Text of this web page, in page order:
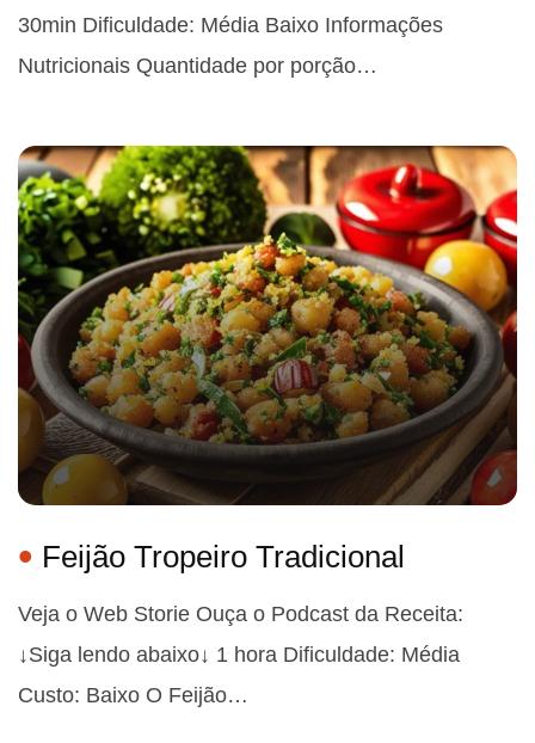
30min Dificuldade: Média Baixo Informações
Nutricionais Quantidade por porção…
Feijão Tropeiro Tradicional
Veja o Web Storie Ouça o Podcast da Receita:
↓Siga lendo abaixo↓ 1 hora Dificuldade: Média
Custo: Baixo O Feijão…